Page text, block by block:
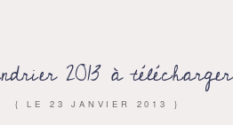
2013 à télécharger
{ LE 23 JANVIER 2013 }